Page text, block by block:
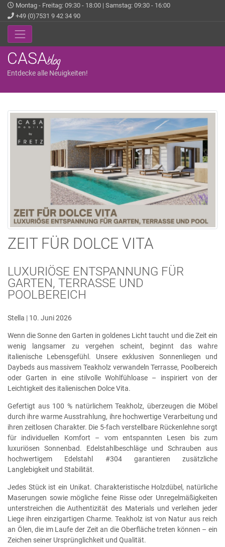
Montag - Freitag: 09:30 - 18:00 | Samstag: 09:30 - 16:00
+49 (0)7531 9 42 34 90
CASAblog
Entdecke alle Neuigkeiten!
ZEIT FÜR DOLCE VITA
LUXURIÖSE ENTSPANNUNG FÜR
GARTEN, TERRASSE UND
POOLBEREICH
Stella | 10. Juni 2026
Wenn die Sonne den Garten in goldenes Licht taucht und die Zeit ein
wenig langsamer zu vergehen scheint, beginnt das wahre
italienische Lebensgefühl. Unsere exklusiven Sonnenliegen und
Daybeds aus massivem Teakholz verwandeln Terrasse, Poolbereich
oder Garten in eine stilvolle Wohlfühloase – inspiriert von der
Leichtigkeit des italienischen Dolce Vita.
Gefertigt aus 100 % natürlichem Teakholz, überzeugen die Möbel
durch ihre warme Ausstrahlung, ihre hochwertige Verarbeitung und
ihren zeitlosen Charakter. Die 5-fach verstellbare Rückenlehne sorgt
für individuellen Komfort – vom entspannten Lesen bis zum
luxuriösen Sonnenbad. Edelstahlbeschläge und Schrauben aus
hochwertigem Edelstahl #304 garantieren zusätzliche
Langlebigkeit und Stabilität.
Jedes Stück ist ein Unikat. Charakteristische Holzdübel, natürliche
Maserungen sowie mögliche feine Risse oder Unregelmäßigkeiten
unterstreichen die Authentizität des Materials und verleihen jeder
Liege ihren einzigartigen Charme. Teakholz ist von Natur aus reich
an Ölen, die im Laufe der Zeit an die Oberfläche treten können – ein
Zeichen seiner Ursprünglichkeit und Qualität.